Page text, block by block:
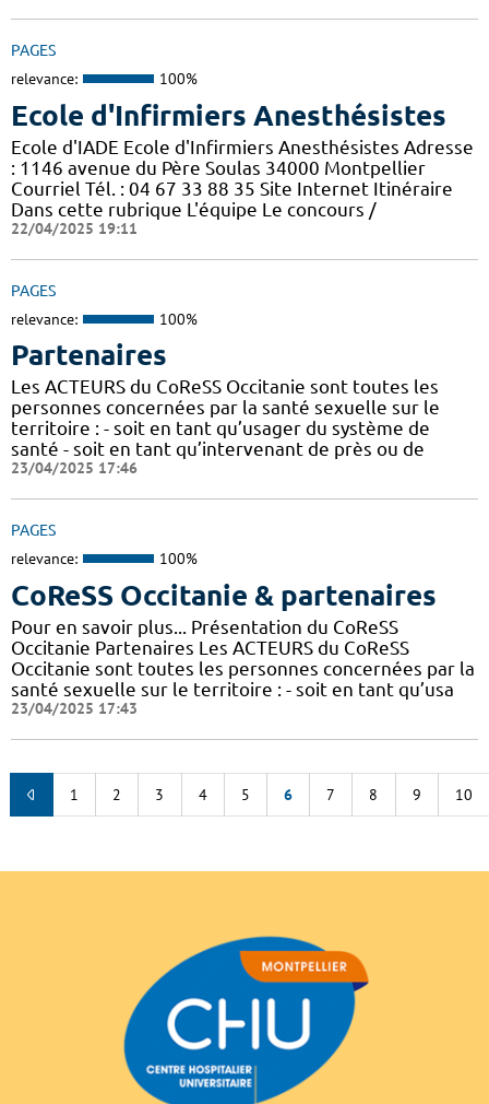
PAGES
relevance: 100%
Ecole d'Infirmiers Anesthésistes
Ecole d'IADE Ecole d'Infirmiers Anesthésistes Adresse
: 1146 avenue du Père Soulas 34000 Montpellier
Courriel Tél. : 04 67 33 88 35 Site Internet Itinéraire
Dans cette rubrique L'équipe Le concours /
22/04/2025 19:11
PAGES
relevance: 100%
Partenaires
Les ACTEURS du CoReSS Occitanie sont toutes les
personnes concernées par la santé sexuelle sur le
territoire : - soit en tant qu’usager du système de
santé - soit en tant qu’intervenant de près ou de
23/04/2025 17:46
PAGES
relevance: 100%
CoReSS Occitanie & partenaires
Pour en savoir plus... Présentation du CoReSS
Occitanie Partenaires Les ACTEURS du CoReSS
Occitanie sont toutes les personnes concernées par la
santé sexuelle sur le territoire : - soit en tant qu’usa
23/04/2025 17:43
1 2 3 4 5 6 7 8 9 10